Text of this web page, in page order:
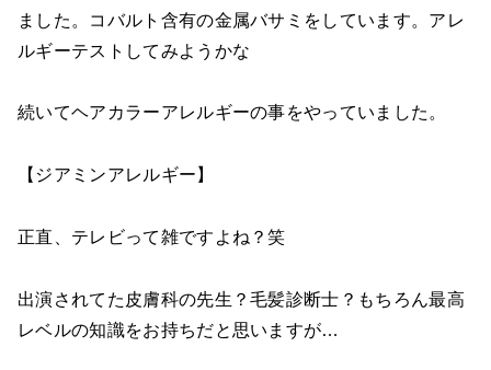
ました。コバルト含有の金属バサミをしています。アレ
ルギーテストしてみようかな
続いてヘアカラーアレルギーの事をやっていました。
【ジアミンアレルギー】
正直、テレビって雑ですよね？笑
出演されてた皮膚科の先生？毛髪診断士？もちろん最高
レベルの知識をお持ちだと思いますが…